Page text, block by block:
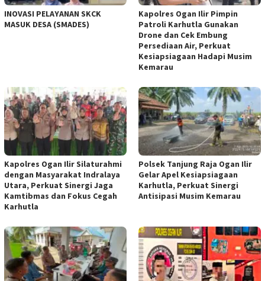
INOVASI PELAYANAN SKCK
MASUK DESA (SMADES)
Kapolres Ogan Ilir Pimpin
Patroli Karhutla Gunakan
Drone dan Cek Embung
Persediaan Air, Perkuat
Kesiapsiagaan Hadapi Musim
Kemarau
Kapolres Ogan Ilir Silaturahmi
dengan Masyarakat Indralaya
Utara, Perkuat Sinergi Jaga
Kamtibmas dan Fokus Cegah
Karhutla
Polsek Tanjung Raja Ogan Ilir
Gelar Apel Kesiapsiagaan
Karhutla, Perkuat Sinergi
Antisipasi Musim Kemarau